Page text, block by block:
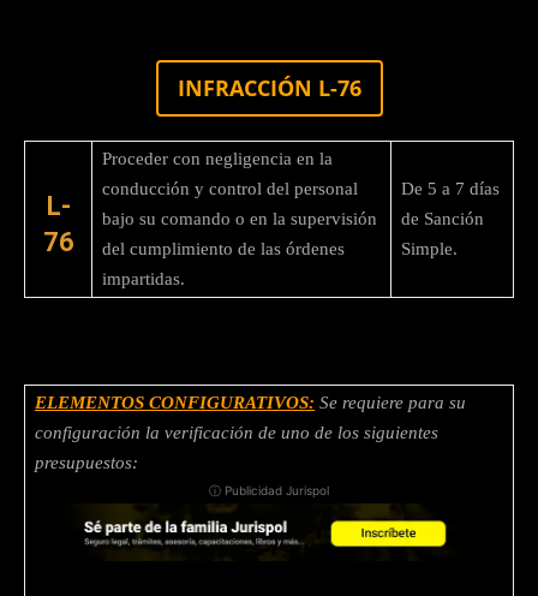
INFRACCIÓN L-76
L-
76
Proceder con negligencia en la
conducción y control del personal
bajo su comando o en la supervisión
del cumplimiento de las órdenes
impartidas.
De 5 a 7 días
de Sanción
Simple.
ELEMENTOS CONFIGURATIVOS: Se requiere para su
configuración la verificación de uno de los siguientes
presupuestos:
ⓘ Publicidad Jurispol